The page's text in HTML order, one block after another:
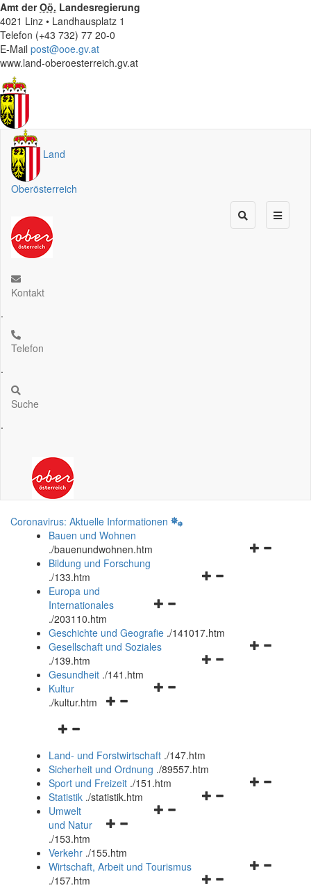
Amt derOö. Landesregierung
4021 Linz • Landhausplatz 1
Telefon (+43 732) 77 20-0
E-Mail post@ooe.gv.at
www.land-oberoesterreich.gv.at
Land
Oberösterreich
Kontakt
.
Telefon
.
Suche
.
Coronavirus: Aktuelle Informationen
Bauen und Wohnen
./bauenundwohnen.htm
Navigationsmenü
Bildung und Forschung
./133.htm
Navigationsmenü
und
schließen
Europa und
Internationales
./203110.htm
Geschichte und Geografie ./141017.htm
Navigationsmenü
Gesellschaft und Soziales
./139.htm
Navigationsmenü
Gesundheit ./141.htm
Navigationsmenü
Kultur
./kultur.htm
Navigationsmenü
und
schließen
Land- und Forstwirtschaft ./147.htm
Sicherheit und Ordnung ./89557.htm
Navigationsmenü
Sport und Freizeit ./151.htm
Navigationsmenü
Statistik ./statistik.htm
Navigationsmenü
und
schließen
Umwelt
und Natur
./153.htm
Verkehr ./155.htm
Navigationsmenü
Wirtschaft, Arbeit und Tourismus
./157.htm